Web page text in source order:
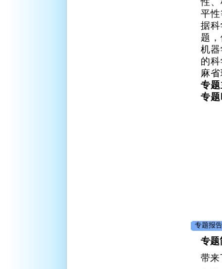
平
据
题
机
的
麻
专
专
专题报告
专题
带来